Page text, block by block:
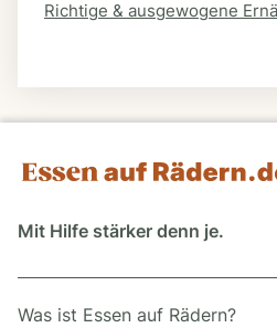
Richtige & ausgewogene
Mit Hilfe stärker denn je.
Was ist Essen auf Rädern?